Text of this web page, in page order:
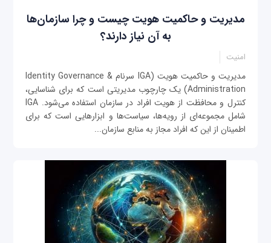
مدیریت و حاکمیت هویت چیست و چرا سازمان‌ها
به آن نیاز دارند؟
امنیت
مدیریت و حاکمیت هویت (IGA سرنام Identity Governance &
Administration) یک چارچوب مدیریتی است که برای شناسایی،
کنترل و محافظت از هویت افراد در سازمان استفاده می‌شود. IGA
شامل مجموعه‌ای از رویه‌ها، سیاست‌ها و ابزارهایی است که برای
اطمینان از این که افراد مجاز به منابع سازمان...